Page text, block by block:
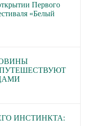
Первого
«Белый
ИНСТИНКТА: